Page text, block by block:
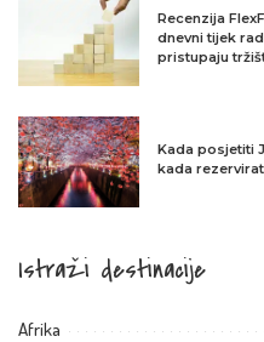
Recenzija
dnevni tijek
pristupaju
Kada posjetiti
kada
Istraži destinacije
Afrika